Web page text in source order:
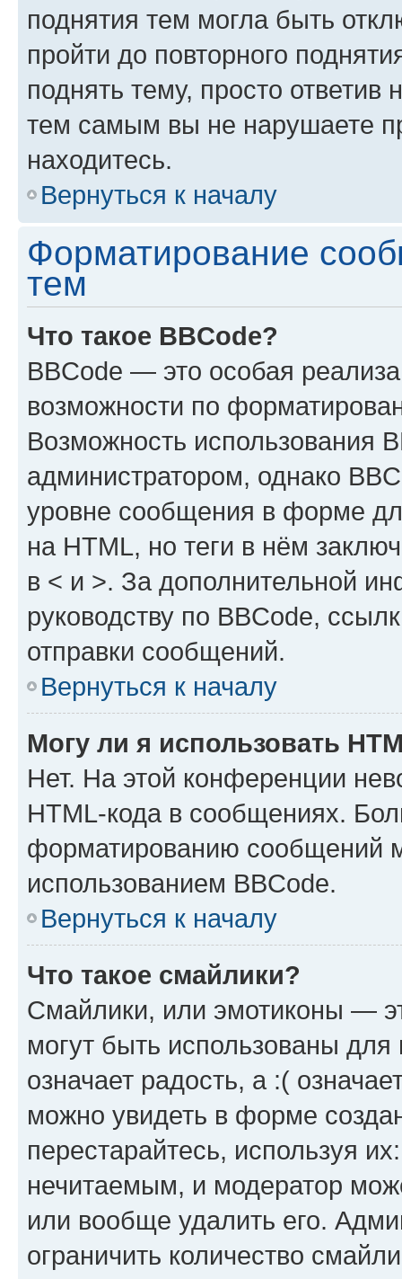
поднятия тем могла быть
пройти до повторного
поднять тему, просто ответив
тем самым вы не нарушаете
находитесь.
Вернуться к началу
Форматирование
тем
Что такое BBCode?
BBCode — это особая
возможности по
Возможность использования
администратором, однако
уровне сообщения в форме
на HTML, но теги в нём
в < и >. За дополнительной
руководству по BBCode,
отправки сообщений.
Вернуться к началу
Могу ли я использовать
Нет. На этой конференции
HTML-кода в сообщениях.
форматированию сообщений
использованием BBCode.
Вернуться к началу
Что такое смайлики?
Смайлики, или эмотиконы —
могут быть использованы
означает радость, а :(
можно увидеть в форме
перестарайтесь, используя
нечитаемым, и модератор
или вообще удалить его.
ограничить количество